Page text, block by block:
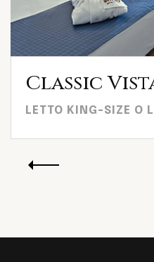
Classic
LETTO KING-SIZE O
29 m²